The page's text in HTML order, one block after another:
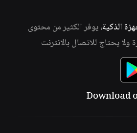
الذكية، يوفر الكثير من محتوى
يحتاج للاتصال بالانترنت